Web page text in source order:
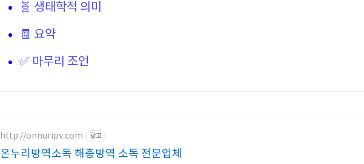
🧬 생태학적 의미
🧾 요약
✅ 마무리 조언
http://onnuripv.com 광고
온누리방역소독 해충방역 소독 전문업체